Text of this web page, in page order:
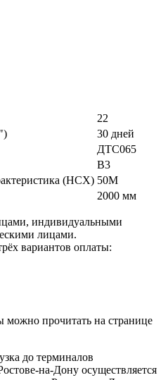
22
30 дней
ДТС065
В3
(НСХ) 50М
2000 мм
индивидуальными
лицами.
вариантов оплаты:
можно прочитать на странице
до терминалов
на-Дону осуществляется